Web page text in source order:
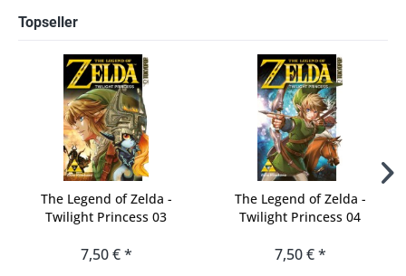
Topseller
The Legend of Zelda -
Twilight Princess 03
7,50 € *
The Legend of Zelda -
Twilight Princess 04
7,50 € *